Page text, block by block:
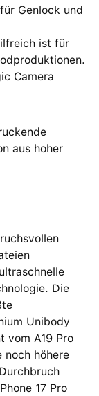
Genlock und
ist für
Camera
aus hoher
Die
Unibody
vom A19 Pro
noch höhere
17 Pro